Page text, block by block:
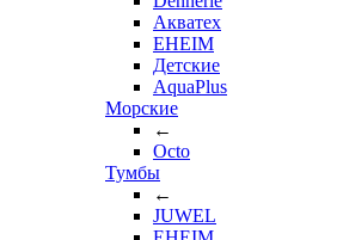
Акватех
EHEIM
Детские
AquaPlus
Морские
←
Octo
Тумбы
←
JUWEL